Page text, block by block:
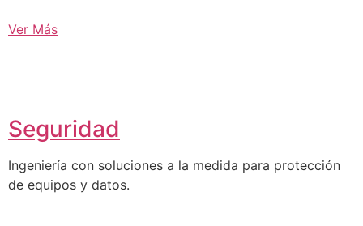
Ver Más
Seguridad
Ingeniería con soluciones a la medida para protección
de equipos y datos.